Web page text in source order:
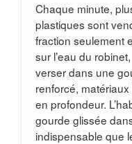
Chaque minute,
plastiques sont
fraction seulement
sur l’eau du
verser dans une
renforcé,
en profondeur.
gourde glissée
indispensable que